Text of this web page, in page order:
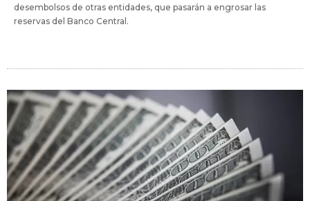
desembolsos de otras entidades, que pasarán a engrosar las
reservas del Banco Central.